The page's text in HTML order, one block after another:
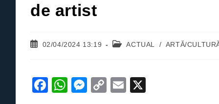
de artist
Post02/04/2024 13:19
PostACTUAL / ARTĂ/
F
W
M
C
E